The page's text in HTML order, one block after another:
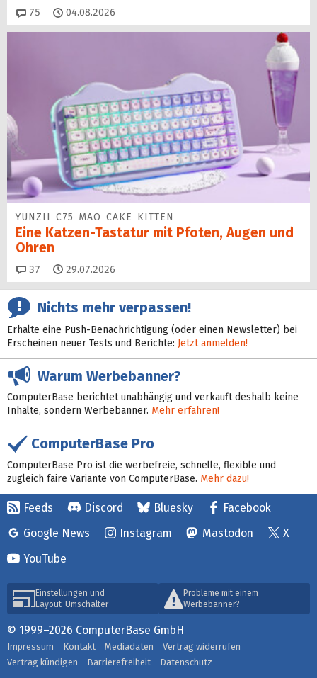
75 Kommentare
04.08.2026
YUNZII C75 MAO CAKE KITTEN
Eine Katzen-Tastatur mit Pfoten, Augen und
Ohren
37 Kommentare
29.07.2026
Nichts mehr verpassen!
Erhalte eine Push-Benachrichtigung (oder einen Newsletter) bei
Erscheinen neuer Tests und Berichte: Jetzt anmelden!
Warum Werbebanner?
ComputerBase berichtet unabhängig und verkauft deshalb keine
Inhalte, sondern Werbebanner. Mehr erfahren!
ComputerBase Pro
ComputerBase Pro ist die werbefreie, schnelle, flexible und
zugleich faire Variante von ComputerBase. Mehr dazu!
Feeds Discord Bluesky
Facebook
Google News
Instagram Mastodon
X
YouTube
Einstellungen und
Layout-Umschalter
Probleme mit einem
Werbebanner?
© 1999–2026 ComputerBase GmbH
Impressum Kontakt Mediadaten
Vertrag widerrufen
Vertrag kündigen
Barrierefreiheit Datenschutz